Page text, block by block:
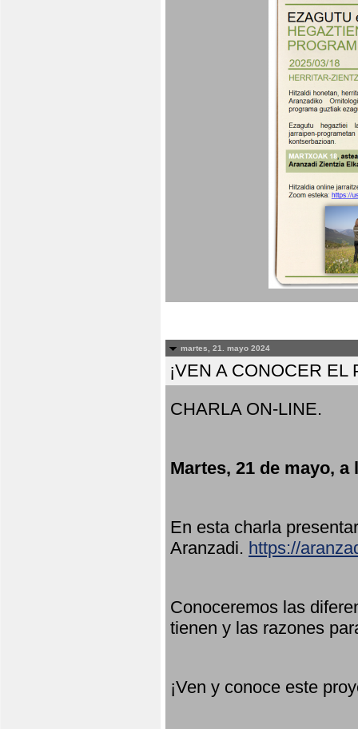
martes, 21. mayo 2024
¡VEN A CONOCER
CHARLA ON-LINE.
Martes, 21 de mayo, a
En esta charla
Aranzadi. https://
Conoceremos las
tienen y las razones
¡Ven y conoce este